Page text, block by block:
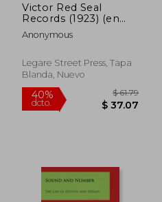
Victor Red Seal
Records (1923) (en
Inglés)
Anonymous
Legare Street Press, Tapa
Blanda, Nuevo